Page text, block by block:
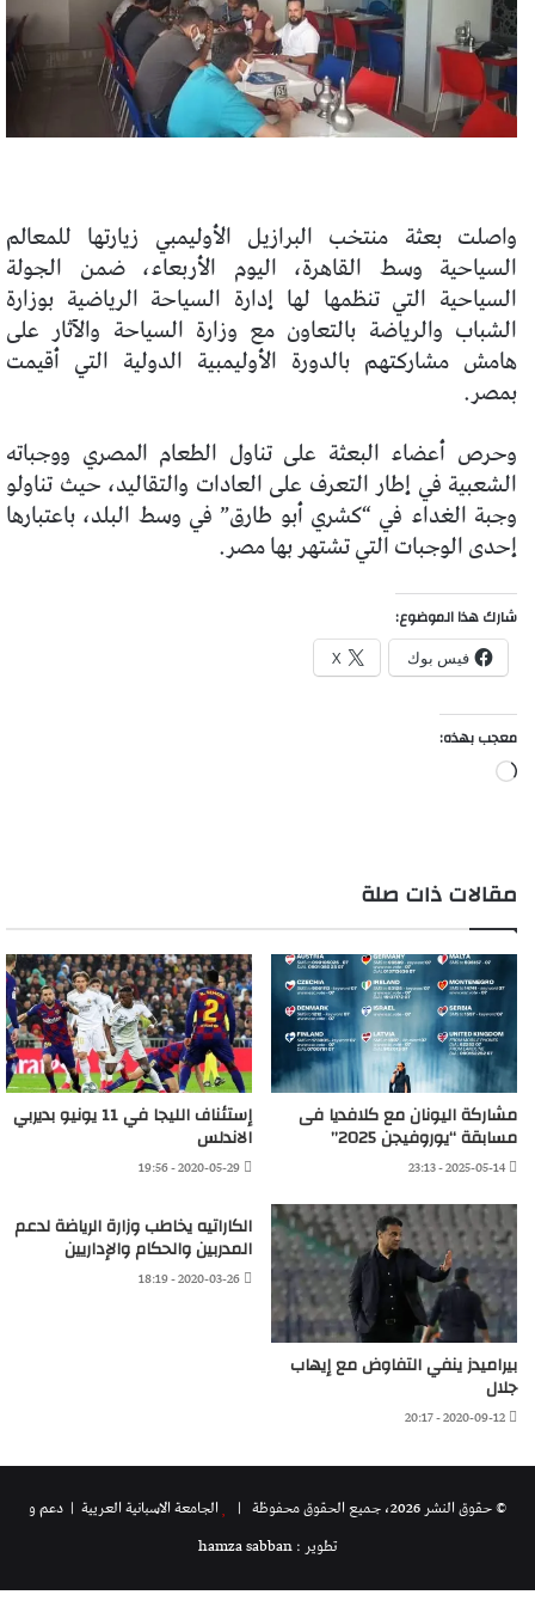
واصلت بعثة منتخب البرازيل الأوليمبي زيارتها للمعالم
السياحية وسط القاهرة، اليوم الأربعاء، ضمن الجولة
السياحية التي تنظمها لها إدارة السياحة الرياضية بوزارة
الشباب والرياضة بالتعاون مع وزارة السياحة والآثار على
هامش مشاركتهم بالدورة الأوليمبية الدولية التي أقيمت
بمصر.
وحرص أعضاء البعثة على تناول الطعام المصري ووجباته
الشعبية في إطار التعرف على العادات والتقاليد، حيث تناولو
وجبة الغداء في “كشري أبو طارق” في وسط البلد، باعتبارها
إحدى الوجبات التي تشتهر بها مصر.
شارك هذا الموضوع:
فيس بوك X
معجب بهذه:
جاري
مقالات ذات صلة
مشاركة اليونان مع كلافديا فى
مسابقة “يوروفيجن 2025”
2025-05-14 - 23:13
إستئناف الليجا في 11 يونيو بديربي
الاندلس
2020-05-29 - 19:56
بيراميدز ينفي التفاوض مع إيهاب
جلال
2020-09-12 - 20:17
الكاراتيه يخاطب وزارة الرياضة لدعم
المدربين والحكام والإداريين
2020-03-26 - 18:19
© حقوق النشر 2026، جميع الحقوق محفوظة | الجامعة الاسبانية العريية | دعم و
تطوير : hamza sabban